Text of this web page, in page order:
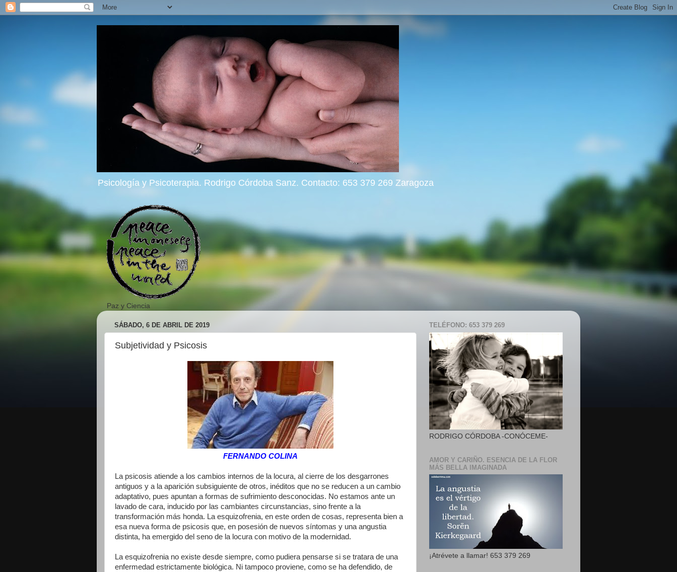
Psicología y Psicoterapia. Rodrigo Córdoba Sanz. Contacto: 653 379 269 Zaragoza
Paz y Ciencia
SÁBADO, 6 DE ABRIL DE 2019
Subjetividad y Psicosis
FERNANDO COLINA
La psicosis atiende a los cambios internos de la locura, al cierre de los desgarrones
antiguos y a la aparición subsiguiente de otros, inéditos que no se reducen a un cambio
adaptativo, pues apuntan a formas de sufrimiento desconocidas. No estamos ante un
lavado de cara, inducido por las cambiantes circunstancias, sino frente a la
transformación más honda. La esquizofrenia, en este orden de cosas, representa bien a
esa nueva forma de psicosis que, en posesión de nuevos síntomas y una angustia
distinta, ha emergido del seno de la locura con motivo de la modernidad.
La esquizofrenia no existe desde siempre, como pudiera pensarse si se tratara de una
enfermedad estrictamente biológica. Ni tampoco proviene, como se ha defendido, de
TELÉFONO: 653 379 269
RODRIGO CÓRDOBA -CONÓCEME-
AMOR Y CARIÑO. ESENCIA DE LA FLOR
MÁS BELLA IMAGINADA
¡Atrévete a llamar! 653 379 269